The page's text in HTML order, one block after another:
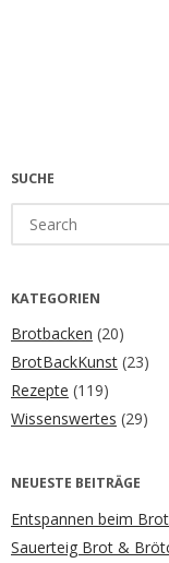
SUCHE
for:
KATEGORIEN
Brotbacken (20)
BrotBackKunst (23)
Rezepte (119)
Wissenswertes (29)
NEUESTE BEITRÄGE
Entspannen beim
Sauerteig Brot &